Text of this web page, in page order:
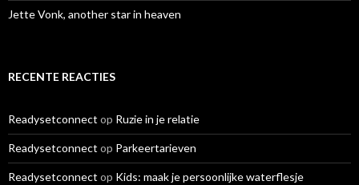
Jette Vonk, another star in heaven
RECENTE REACTIES
Readysetconnect op Ruzie in je relatie
Readysetconnect op Parkeertarieven
Readysetconnect op Kids: maak je persoonlijke waterflesje